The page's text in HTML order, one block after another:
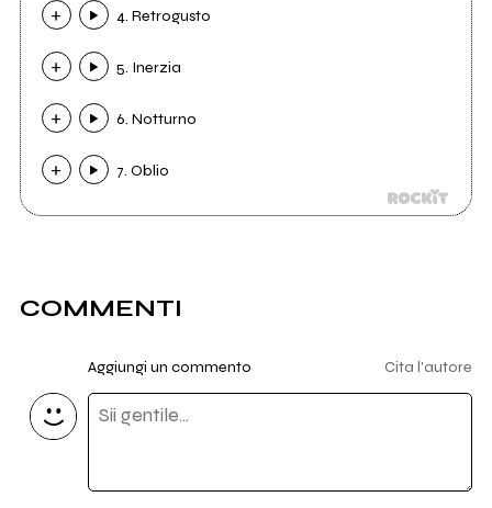
4. Retrogusto
5. Inerzia
6. Notturno
7. Oblio
COMMENTI
Aggiungi un commento Cita l'autore